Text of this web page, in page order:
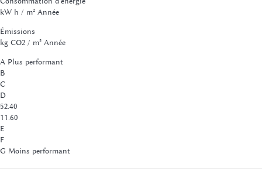
kW h / m² Année
Émissions
kg CO2 / m² Année
A Plus performant
B
C
D
52.40
11.60
E
F
G Moins performant